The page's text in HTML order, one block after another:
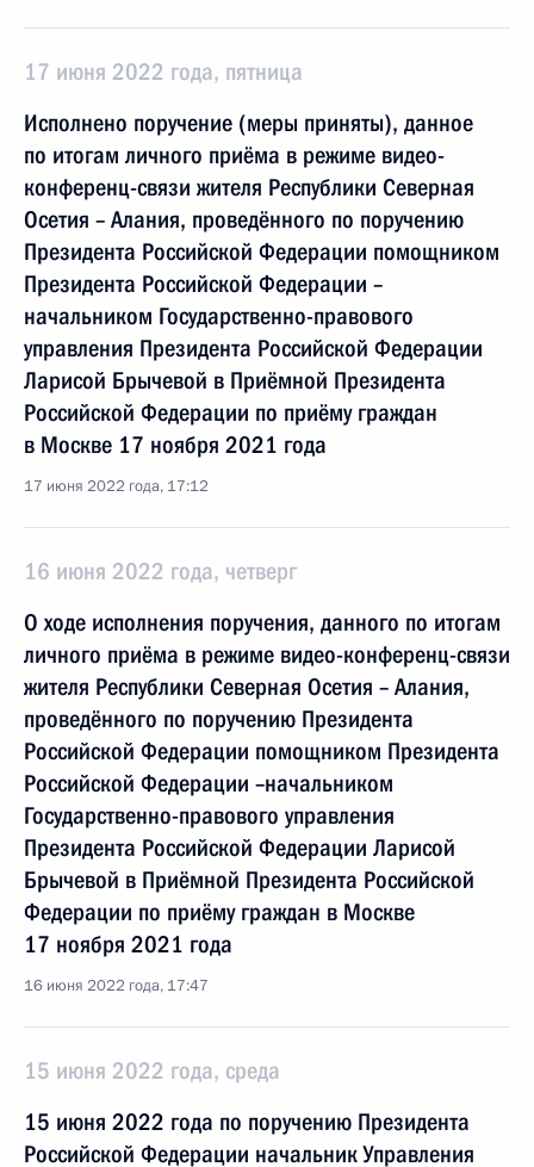
17 июня 2022 года, пятница
Исполнено поручение (меры приняты), данное
по итогам личного приёма в режиме видео-
конференц-связи жителя Республики Северная
Осетия – Алания, проведённого по поручению
Президента Российской Федерации помощником
Президента Российской Федерации –
начальником Государственно-правового
управления Президента Российской Федерации
Ларисой Брычевой в Приёмной Президента
Российской Федерации по приёму граждан
в Москве 17 ноября 2021 года
17 июня 2022 года, 17:12
16 июня 2022 года, четверг
О ходе исполнения поручения, данного по итогам
личного приёма в режиме видео-конференц-связи
жителя Республики Северная Осетия – Алания,
проведённого по поручению Президента
Российской Федерации помощником Президента
Российской Федерации –начальником
Государственно-правового управления
Президента Российской Федерации Ларисой
Брычевой в Приёмной Президента Российской
Федерации по приёму граждан в Москве
17 ноября 2021 года
16 июня 2022 года, 17:47
15 июня 2022 года, среда
15 июня 2022 года по поручению Президента
Российской Федерации начальник Управления